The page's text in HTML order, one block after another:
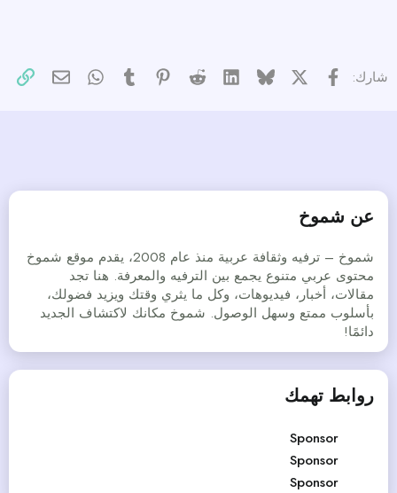
شارك: فيسبوك Bluesky
LinkedIn
Reddit
Pinterest
Tumblr
WhatsApp
البريد
عن شموخ
شموخ – ترفيه وثقافة عربية منذ عام 2008، يقدم موقع شموخ
محتوى عربي متنوع يجمع بين الترفيه والمعرفة. هنا تجد
مقالات، أخبار، فيديوهات، وكل ما يثري وقتك ويزيد فضولك،
بأسلوب ممتع وسهل الوصول. شموخ مكانك لاكتشاف الجديد
دائمًا!
روابط تهمك
Sponsor
Sponsor
Sponsor